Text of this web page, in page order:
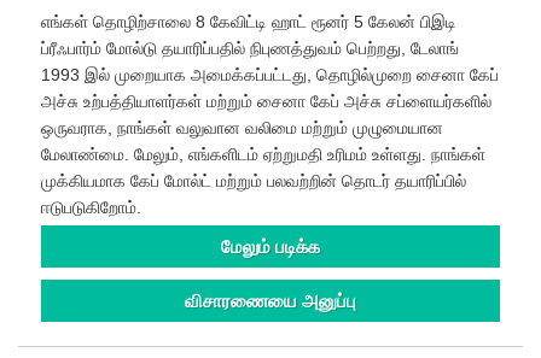
எங்கள் தொழிற்சாலை 8 கேவிட்டி ஹாட் ரூனர் 5 கேலன் பிஇடி
ப்ரீஃபார்ம் மோல்டு தயாரிப்பதில் நிபுணத்துவம் பெற்றது, டேலாங்
1993 இல் முறையாக அமைக்கப்பட்டது, தொழில்முறை சைனா கேப்
அச்சு உற்பத்தியாளர்கள் மற்றும் சைனா கேப் அச்சு சப்ளையர்களில்
ஒருவராக, நாங்கள் வலுவான வலிமை மற்றும் முழுமையான
மேலாண்மை. மேலும், எங்களிடம் ஏற்றுமதி உரிமம் உள்ளது. நாங்கள்
முக்கியமாக கேப் மோல்ட் மற்றும் பலவற்றின் தொடர் தயாரிப்பில்
ஈடுபடுகிறோம்.
மேலும் படிக்க
விசாரணையை அனுப்பு